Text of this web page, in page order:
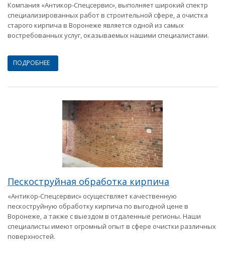
Компания «Антикор-Спецсервис», выполняет широкий спектр
специализированных работ в строительной сфере, а очистка
старого кирпича в Воронеже является одной из самых
востребованных услуг, оказываемых нашими специалистами.
ПОДРОБНЕЕ
Пескоструйная обработка кирпича
«Антикор-Спецсервис» осуществляет качественную
пескоструйную обработку кирпича по выгодной цене в
Воронеже, а также с выездом в отдаленные регионы. Наши
специалисты имеют огромный опыт в сфере очистки различных
поверхностей.